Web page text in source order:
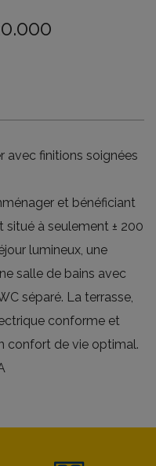
avec finitions soignées
et bénéficiant
situé à seulement ± 200
lumineux, une
salle de bains avec
séparé. La terrasse,
conforme et
confort de vie optimal.